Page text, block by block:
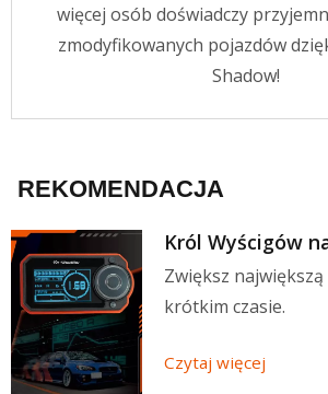
więcej osób doświadczy
zmodyfikowanych pojazdów
Shadow!
REKOMENDACJA
Król Wyścigów
Zwiększ największą
krótkim czasie.
Czytaj więcej